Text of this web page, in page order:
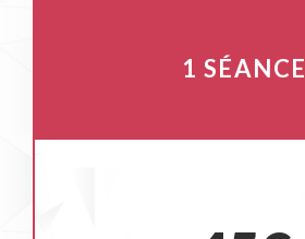
1 SÉANCE